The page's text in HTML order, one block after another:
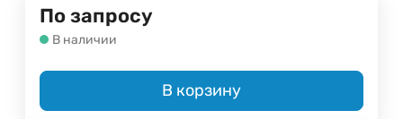
По запросу
В наличии
В корзину